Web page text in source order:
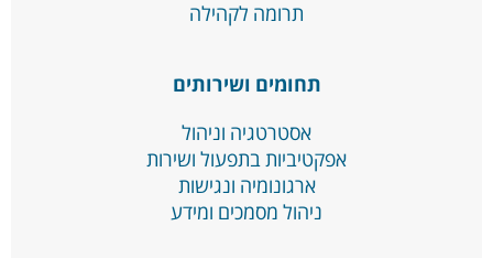
תרומה לקהילה
תחומים ושירותים
אסטרטגיה וניהול
אפקטיביות בתפעול ושירות
ארגונומיה ונגישות
ניהול מסמכים ומידע